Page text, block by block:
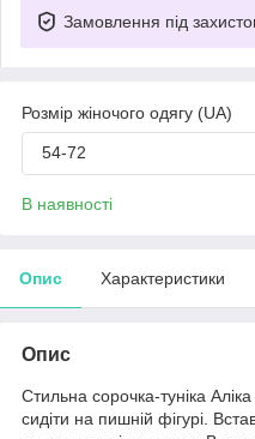
Замовлення під
Розмір жіночого одягу (UA)
54-72
В наявності
Опис Характеристики
Опис
Стильна сорочка-туніка
сидіти на пишній фігурі.